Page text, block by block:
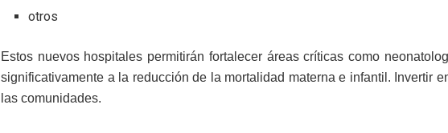
otros
Estos nuevos hospitales permitirán fortalecer áreas críticas como
significativamente a la reducción de la mortalidad materna e infantil. Invertir
las comunidades.